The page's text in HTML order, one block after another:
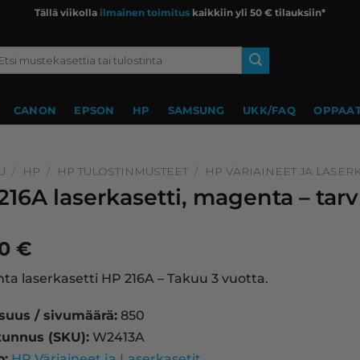
Tällä viikolla ilmainen toimitus kaikkiin yli 50 € tilauksiin*
CANON EPSON HP SAMSUNG UKK/FAQ
/ HP / HP TULOSTINMUSTEET / HP VÄRIAINEET JA
laserkasetti, magenta –
€
laserkasetti HP 216A – Takuu 3 vuotta.
/ sivumäärä: 850
(SKU): W2413A